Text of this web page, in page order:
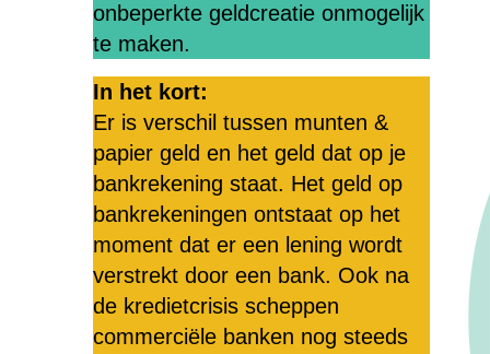
onbeperkte geldcreatie onmogelijk
te maken.
In het kort:
Er is verschil tussen munten &
papier geld en het geld dat op je
bankrekening staat. Het geld op
bankrekeningen ontstaat op het
moment dat er een lening wordt
verstrekt door een bank. Ook na
de kredietcrisis scheppen
commerciële banken nog steeds